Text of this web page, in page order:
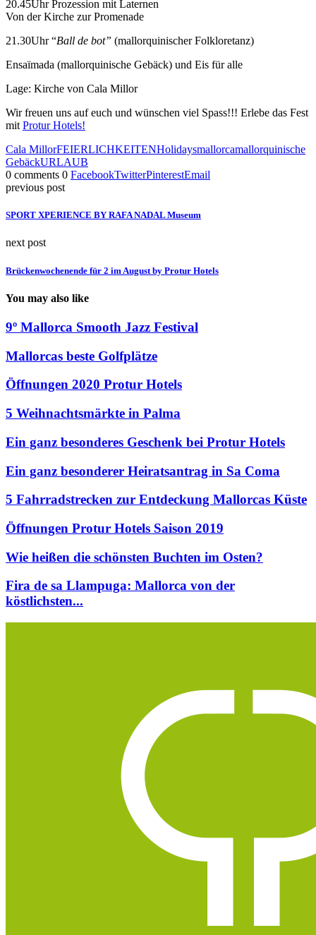
20.45Uhr Prozession mit Laternen
Von der Kirche zur Promenade
21.30Uhr “Ball de bot” (mallorquinischer Folkloretanz)
Ensaïmada (mallorquinische Gebäck) und Eis für alle
Lage: Kirche von Cala Millor
Wir freuen uns auf euch und wünschen viel Spass!!! Erlebe das Fest
mit Protur Hotels!
Cala MillorFEIERLICHKEITENHolidaysmallorcamallorquinische
GebäckURLAUB
0 comments 0 FacebookTwitterPinterestEmail
previous post
SPORT XPERIENCE BY RAFA NADAL Museum
next post
Brückenwochenende für 2 im August by Protur Hotels
You may also like
9º Mallorca Smooth Jazz Festival
Mallorcas beste Golfplätze
Öffnungen 2020 Protur Hotels
5 Weihnachtsmärkte in Palma
Ein ganz besonderes Geschenk bei Protur Hotels
Ein ganz besonderer Heiratsantrag in Sa Coma
5 Fahrradstrecken zur Entdeckung Mallorcas Küste
Öffnungen Protur Hotels Saison 2019
Wie heißen die schönsten Buchten im Osten?
Fira de sa Llampuga: Mallorca von der
köstlichsten...